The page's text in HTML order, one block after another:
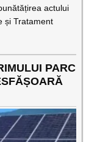
actului
și Tratament
PARC